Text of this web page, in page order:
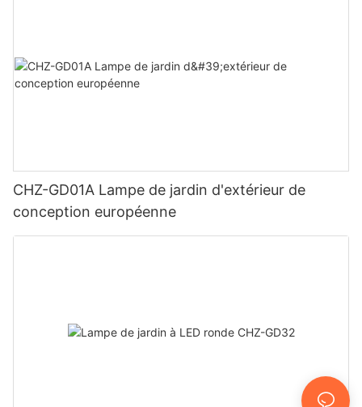
CHZ-GD01A Lampe de jardin d'extérieur de
conception européenne